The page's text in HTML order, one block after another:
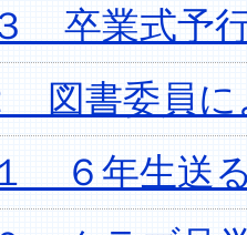
卒業式予
図書委員
６年生送